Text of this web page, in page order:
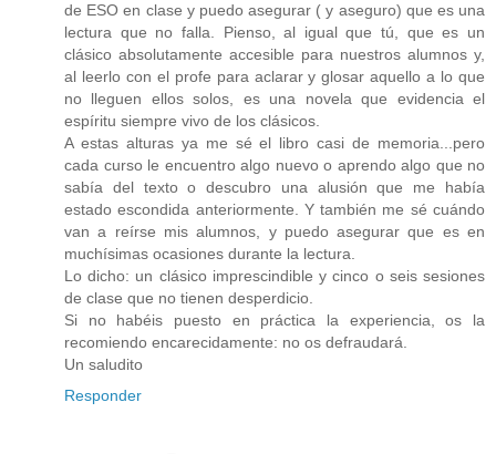
de ESO en clase y puedo asegurar ( y aseguro) que es una
lectura que no falla. Pienso, al igual que tú, que es un
clásico absolutamente accesible para nuestros alumnos y,
al leerlo con el profe para aclarar y glosar aquello a lo que
no lleguen ellos solos, es una novela que evidencia el
espíritu siempre vivo de los clásicos.
A estas alturas ya me sé el libro casi de memoria...pero
cada curso le encuentro algo nuevo o aprendo algo que no
sabía del texto o descubro una alusión que me había
estado escondida anteriormente. Y también me sé cuándo
van a reírse mis alumnos, y puedo asegurar que es en
muchísimas ocasiones durante la lectura.
Lo dicho: un clásico imprescindible y cinco o seis sesiones
de clase que no tienen desperdicio.
Si no habéis puesto en práctica la experiencia, os la
recomiendo encarecidamente: no os defraudará.
Un saludito
Responder